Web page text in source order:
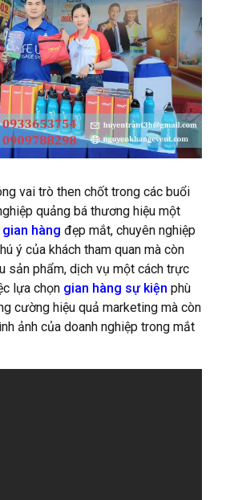
vai trò then chốt trong các buổi
quảng bá thương hiệu một
gian hàng đẹp mắt, chuyên nghiệp
ý của khách tham quan mà còn
sản phẩm, dịch vụ một cách trực
lựa chọn gian hàng sự kiện phù
cường hiệu quả marketing mà còn
ảnh của doanh nghiệp trong mắt